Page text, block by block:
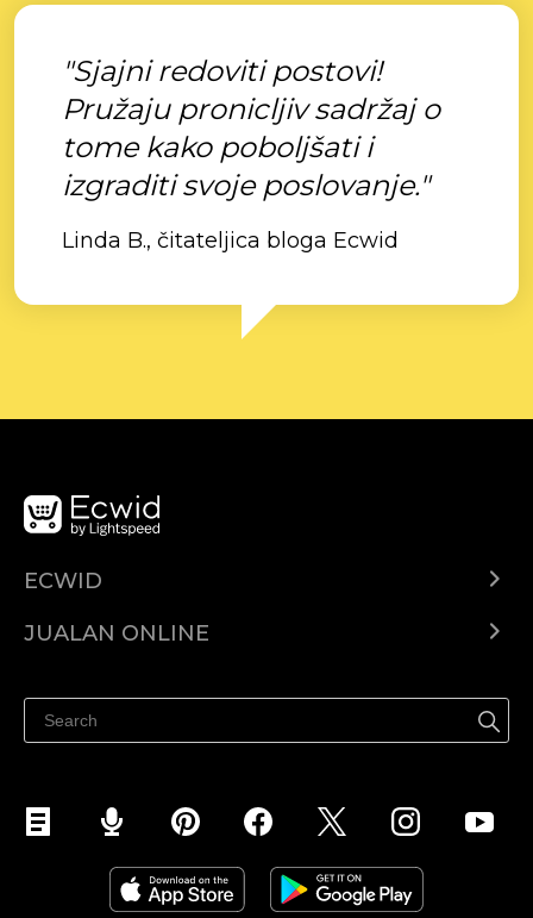
"Sjajni redoviti postovi!
Pružaju pronicljiv sadržaj o
tome kako poboljšati i
izgraditi svoje poslovanje."
Linda B., čitateljica bloga Ecwid
ECWID
Pusat Bantuan
JUALAN ONLINE
Jualan di Facebook